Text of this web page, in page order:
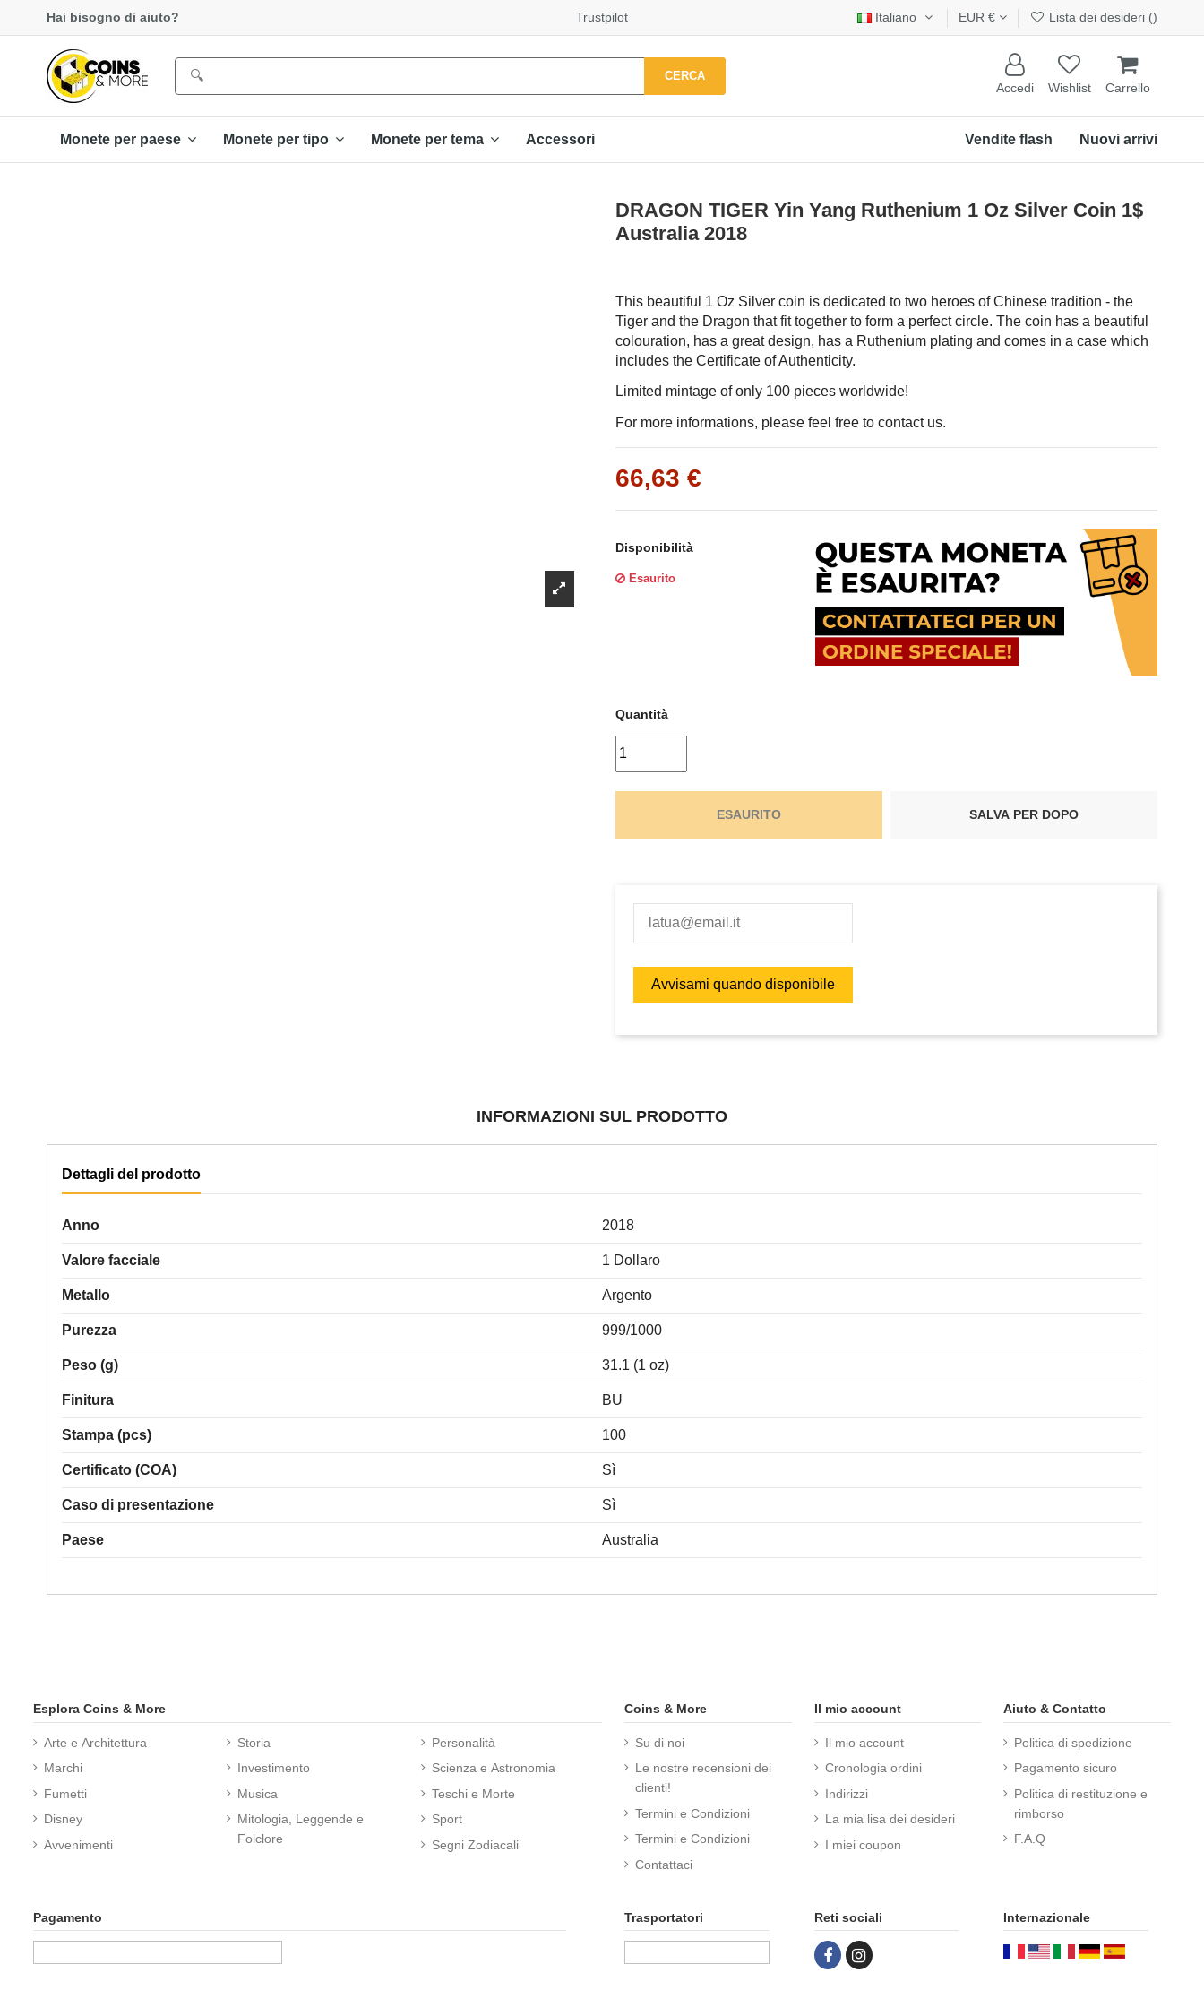
Γ
Hai bisogno di aiuto? Trustpilot Italiano EUR € Lista dei desideri ()
CERCA
Accedi Wishlist Carrello
Monete per paese Monete per tipo Monete per tema Accessori Nuovi arrivi
Vendite flash
DRAGON TIGER Yin Yang Ruthenium 1 Oz Silver Coin 1$
Australia 2018
This beautiful 1 Oz Silver coin is dedicated to two heroes of Chinese tradition - the
Tiger and the Dragon that fit together to form a perfect circle. The coin has a beautiful
colouration, has a great design, has a Ruthenium plating and comes in a case which
includes the Certificate of Authenticity.
Limited mintage of only 100 pieces worldwide!
For more informations, please feel free to contact us.
66,63 €
Disponibilità
Esaurito
Quantità
ESAURITO SALVA PER DOPO
INFORMAZIONI SUL PRODOTTO
Dettagli del prodotto
Anno 2018
Valore facciale 1 Dollaro
Metallo Argento
Purezza 999/1000
Peso (g) 31.1 (1 oz)
Finitura BU
Stampa (pcs) 100
Certificato (COA) Sì
Caso di presentazione Sì
Paese Australia
Esplora Coins & More
Arte e Architettura
Marchi
Fumetti
Disney
Avvenimenti
Storia
Investimento
Musica
Mitologia, Leggende e
Folclore
Personalità
Scienza e Astronomia
Teschi e Morte
Sport
Segni Zodiacali
Coins & More
Su di noi
Le nostre recensioni dei
clienti!
Termini e Condizioni
Termini e Condizioni
Contattaci
Il mio account
Il mio account
Cronologia ordini
Indirizzi
La mia lisa dei desideri
I miei coupon
Aiuto & Contatto
Politica di spedizione
Pagamento sicuro
Politica di restituzione e
rimborso
F.A.Q
Pagamento Trasportatori Reti sociali Internazionale